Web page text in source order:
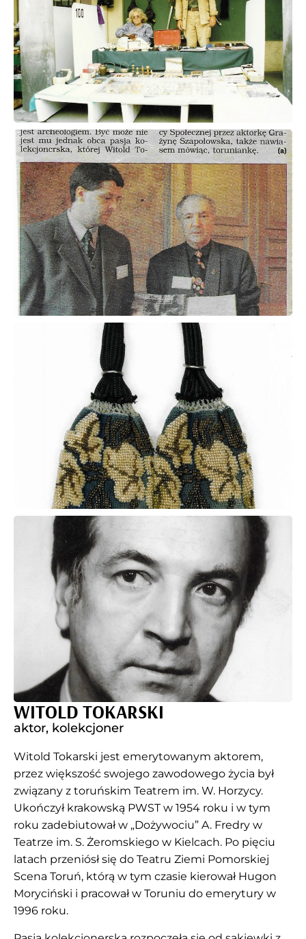
WITOLD TOKARSKI
aktor, kolekcjoner
Witold Tokarski jest emerytowanym aktorem,
przez większość swojego zawodowego życia był
związany z toruńskim Teatrem im. W. Horzycy.
Ukończył krakowską PWST w 1954 roku i w tym
roku zadebiutował w „Dożywociu” A. Fredry w
Teatrze im. S. Żeromskiego w Kielcach. Po pięciu
latach przeniósł się do Teatru Ziemi Pomorskiej
Scena Toruń, którą w tym czasie kierował Hugon
Moryciński i pracował w Toruniu do emerytury w
1996 roku.